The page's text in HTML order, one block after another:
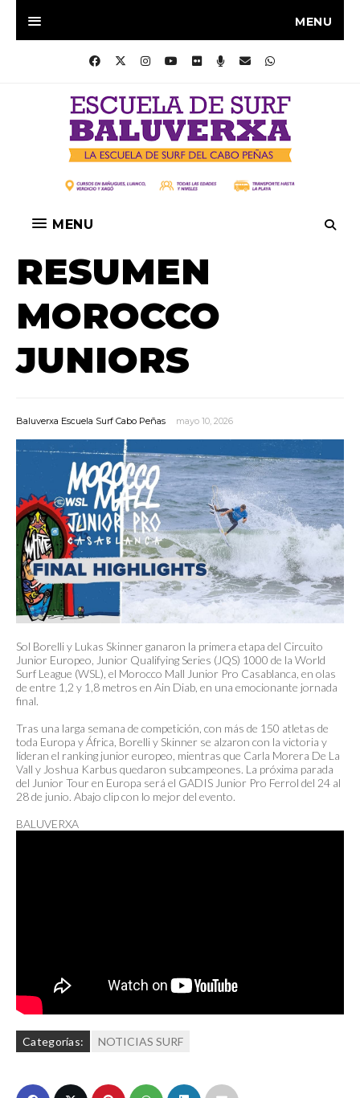
MENU
MENU
RESUMEN
MOROCCO
JUNIORS
Baluverxa Escuela Surf Cabo Peñas mayo 10, 2026
Sol Borelli y Lukas Skinner ganaron la primera etapa del Circuito
Junior Europeo, Junior Qualifying Series (JQS) 1000 de la World
Surf League (WSL), el Morocco Mall Junior Pro Casablanca, en olas
de entre 1,2 y 1,8 metros en Ain Diab, en una emocionante jornada
final.
Tras una larga semana de competición, con más de 150 atletas de
toda Europa y África, Borelli y Skinner se alzaron con la victoria y
lideran el ranking junior europeo, mientras que Carla Morera De La
Vall y Joshua Karbus quedaron subcampeones. La próxima parada
del Junior Tour en Europa será el GADIS Junior Pro Ferrol del 24 al
28 de junio. Abajo clip con lo mejor del evento.
BALUVERXA
Categorías: NOTICIAS SURF